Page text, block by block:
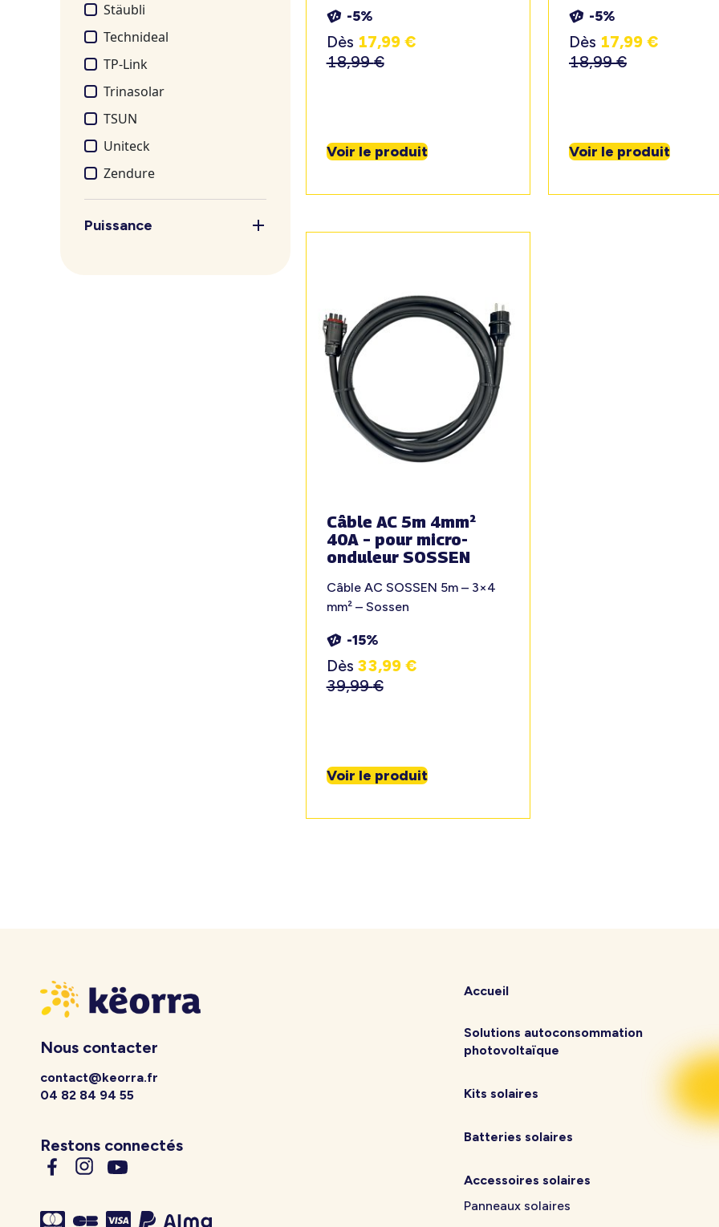
Stäubli
Technideal
TP-Link
Trinasolar
TSUN
Uniteck
Zendure
Puissance
-5%
Dès 17,99 €
18,99€
Voir le produit
-5%
Dès 17,99 €
18,99€
Voir le produit
Câble AC 5m 4mm²
40A – pour micro-
onduleur SOSSEN
Câble AC SOSSEN 5m – 3×4
mm² – Sossen
-15%
Dès 33,99 €
39,99€
Voir le produit
Nous contacter
contact@keorra.fr
04 82 84 94 55
Restons connectés
Accueil
Solutions autoconsommation
photovoltaïque
Kits solaires
Batteries solaires
Accessoires solaires
Panneaux solaires